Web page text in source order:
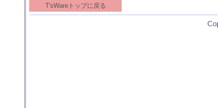
T'sWareトップに戻る